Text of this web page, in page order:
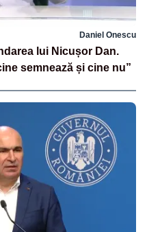
Daniel Onescu
lui Nicușor Dan.
semnează și cine nu”